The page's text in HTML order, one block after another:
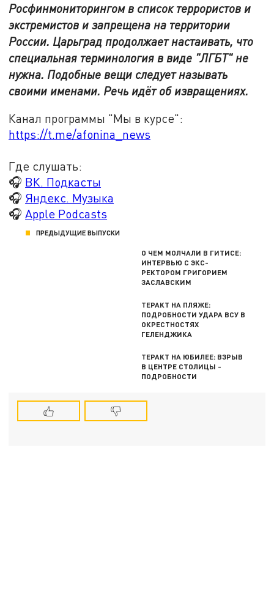
Росфинмониторингом в список террористов и
экстремистов и запрещена на территории
России. Царьград продолжает настаивать, что
специальная терминология в виде "ЛГБТ" не
нужна. Подобные вещи следует называть
своими именами. Речь идёт об извращениях.
Канал программы "Мы в курсе":
https://t.me/afonina_news
Где слушать:
🎧 ВК. Подкасты
🎧 Яндекс. Музыка
🎧Apple Podcasts
ПРЕДЫДУЩИЕ ВЫПУСКИ
О ЧЕМ МОЛЧАЛИ В ГИТИСЕ:
ИНТЕРВЬЮ С ЭКС-
РЕКТОРОМ ГРИГОРИЕМ
ЗАСЛАВСКИМ
ТЕРАКТ НА ПЛЯЖЕ:
ПОДРОБНОСТИ УДАРА ВСУ В
ОКРЕСТНОСТЯХ
ГЕЛЕНДЖИКА
ТЕРАКТ НА ЮБИЛЕЕ: ВЗРЫВ
В ЦЕНТРЕ СТОЛИЦЫ -
ПОДРОБНОСТИ